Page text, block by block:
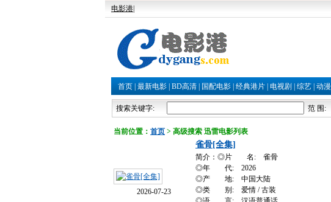
电影港
首页 最新电影 BD高清 国配电影 经典港片 电视剧 综艺 动漫
搜索关键字: 范 围:
当前位置： 首页 > 高级搜索 迅雷电影列表
2026-07-23
雀骨[全集]
简介：◎片 名: 雀骨
◎年 代: 2026
◎产 地: 中国大陆
◎类 别: 爱情 / 古装